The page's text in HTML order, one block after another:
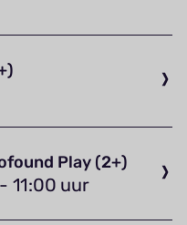
Play (2+)
11:00 uur